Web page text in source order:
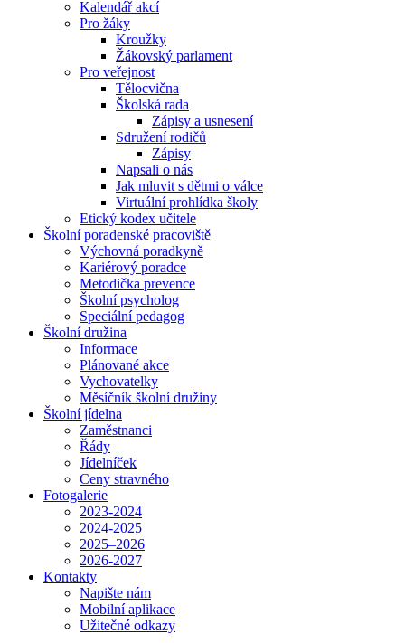
Kalendář akcí
Pro žáky
Kroužky
Žákovský parlament
Pro veřejnost
Tělocvična
Školská rada
Zápisy a usnesení
Sdružení rodičů
Zápisy
Napsali o nás
Jak mluvit s dětmi o válce
Virtuální prohlídka školy
Etický kodex učitele
Školní poradenské pracoviště
Výchovná poradkyně
Kariérový poradce
Metodička prevence
Školní psycholog
Speciální pedagog
Školní družina
Informace
Plánované akce
Vychovatelky
Měsíčník školní družiny
Školní jídelna
Zaměstnanci
Řády
Jídelníček
Ceny stravného
Fotogalerie
2023-2024
2024-2025
2025–2026
2026-2027
Kontakty
Napište nám
Mobilní aplikace
Užitečné odkazy